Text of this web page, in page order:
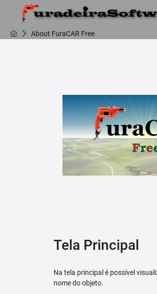
About FuraCAR Free
Tela Principal
Na tela principal é possível
nome do objeto.